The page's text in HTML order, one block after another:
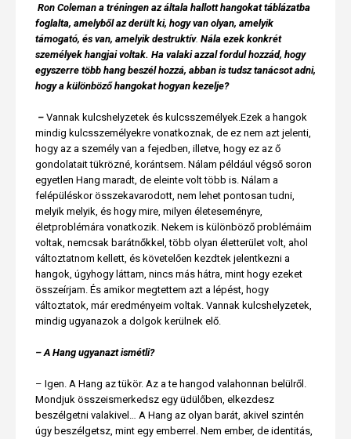
Ron Coleman a tréningen az általa hallott hangokat táblázatba
foglalta, amelyből az derült ki, hogy van olyan, amelyik
támogató, és van, amelyik destruktív. Nála ezek konkrét
személyek hangjai voltak. Ha valaki azzal fordul hozzád, hogy
egyszerre több hang beszél hozzá, abban is tudsz tanácsot adni,
hogy a különböző hangokat hogyan kezelje?
– Vannak kulcshelyzetek és kulcsszemélyek.Ezek a hangok
mindig kulcsszemélyekre vonatkoznak, de ez nem azt jelenti,
hogy az a személy van a fejedben, illetve, hogy ez az ő
gondolatait tükrözné, korántsem. Nálam például végső soron
egyetlen Hang maradt, de eleinte volt több is. Nálam a
felépüléskor összekavarodott, nem lehet pontosan tudni,
melyik melyik, és hogy mire, milyen életeseményre,
életproblémára vonatkozik. Nekem is különböző problémáim
voltak, nemcsak barátnőkkel, több olyan életterület volt, ahol
változtatnom kellett, és követelően kezdtek jelentkezni a
hangok, úgyhogy láttam, nincs más hátra, mint hogy ezeket
összeírjam. És amikor megtettem azt a lépést, hogy
változtatok, már eredményeim voltak. Vannak kulcshelyzetek,
mindig ugyanazok a dolgok kerülnek elő.
– A Hang ugyanazt ismétli?
– Igen. A Hang az tükör. Az a te hangod valahonnan belülről.
Mondjuk összeismerkedsz egy üdülőben, elkezdesz
beszélgetni valakivel… A Hang az olyan barát, akivel szintén
úgy beszélgetsz, mint egy emberrel. Nem ember, de identitás,